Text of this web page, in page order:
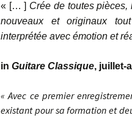
« [… ] Crée de toutes pièces,
nouveaux et originaux
interprétée avec émotion et
in Guitare Classique, juillet-
« Avec ce premier
existant pour sa formation et